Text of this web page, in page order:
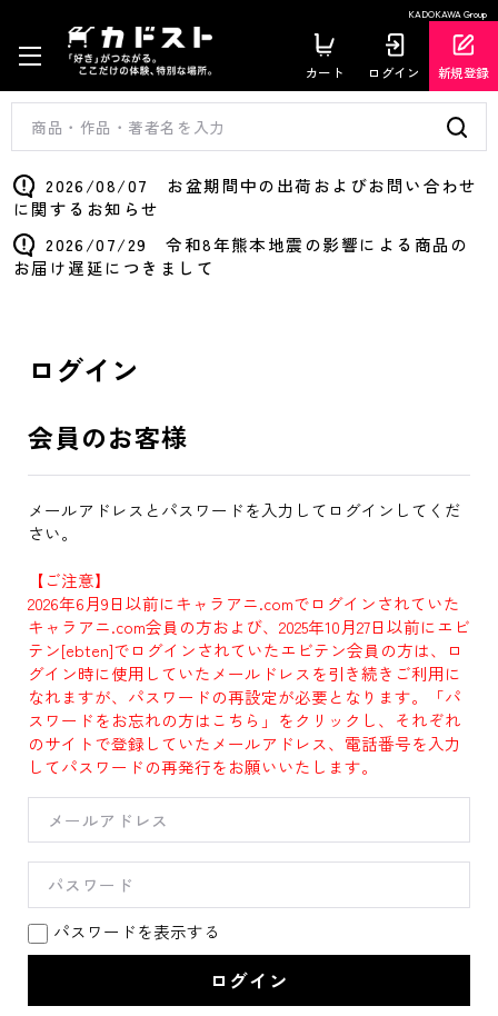
KADOKAWA Group
カート ログイン 新規登録
2026/08/07 お盆期間中の出荷およびお問い合わせ
に関するお知らせ
2026/07/29 令和8年熊本地震の影響による商品の
お届け遅延につきまして
ログイン
会員のお客様
メールアドレスとパスワードを入力してログインしてくだ
さい。
【ご注意】
2026年6月9日以前にキャラアニ.comでログインされていた
キャラアニ.com会員の方および、2025年10月27日以前にエビ
テン[ebten]でログインされていたエビテン会員の方は、ロ
グイン時に使用していたメールドレスを引き続きご利用に
なれますが、パスワードの再設定が必要となります。「パ
スワードをお忘れの方はこちら」をクリックし、それぞれ
のサイトで登録していたメールアドレス、電話番号を入力
してパスワードの再発行をお願いいたします。
パスワードを表示する